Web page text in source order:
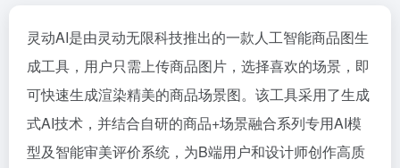
灵动AI是由灵动无限科技推出的一款人工智能商品图生
成工具，用户只需上传商品图片，选择喜欢的场景，即
可快速生成渲染精美的商品场景图。该工具采用了生成
式AI技术，并结合自研的商品+场景融合系列专用AI模
型及智能审美评价系统，为B端用户和设计师创作高质